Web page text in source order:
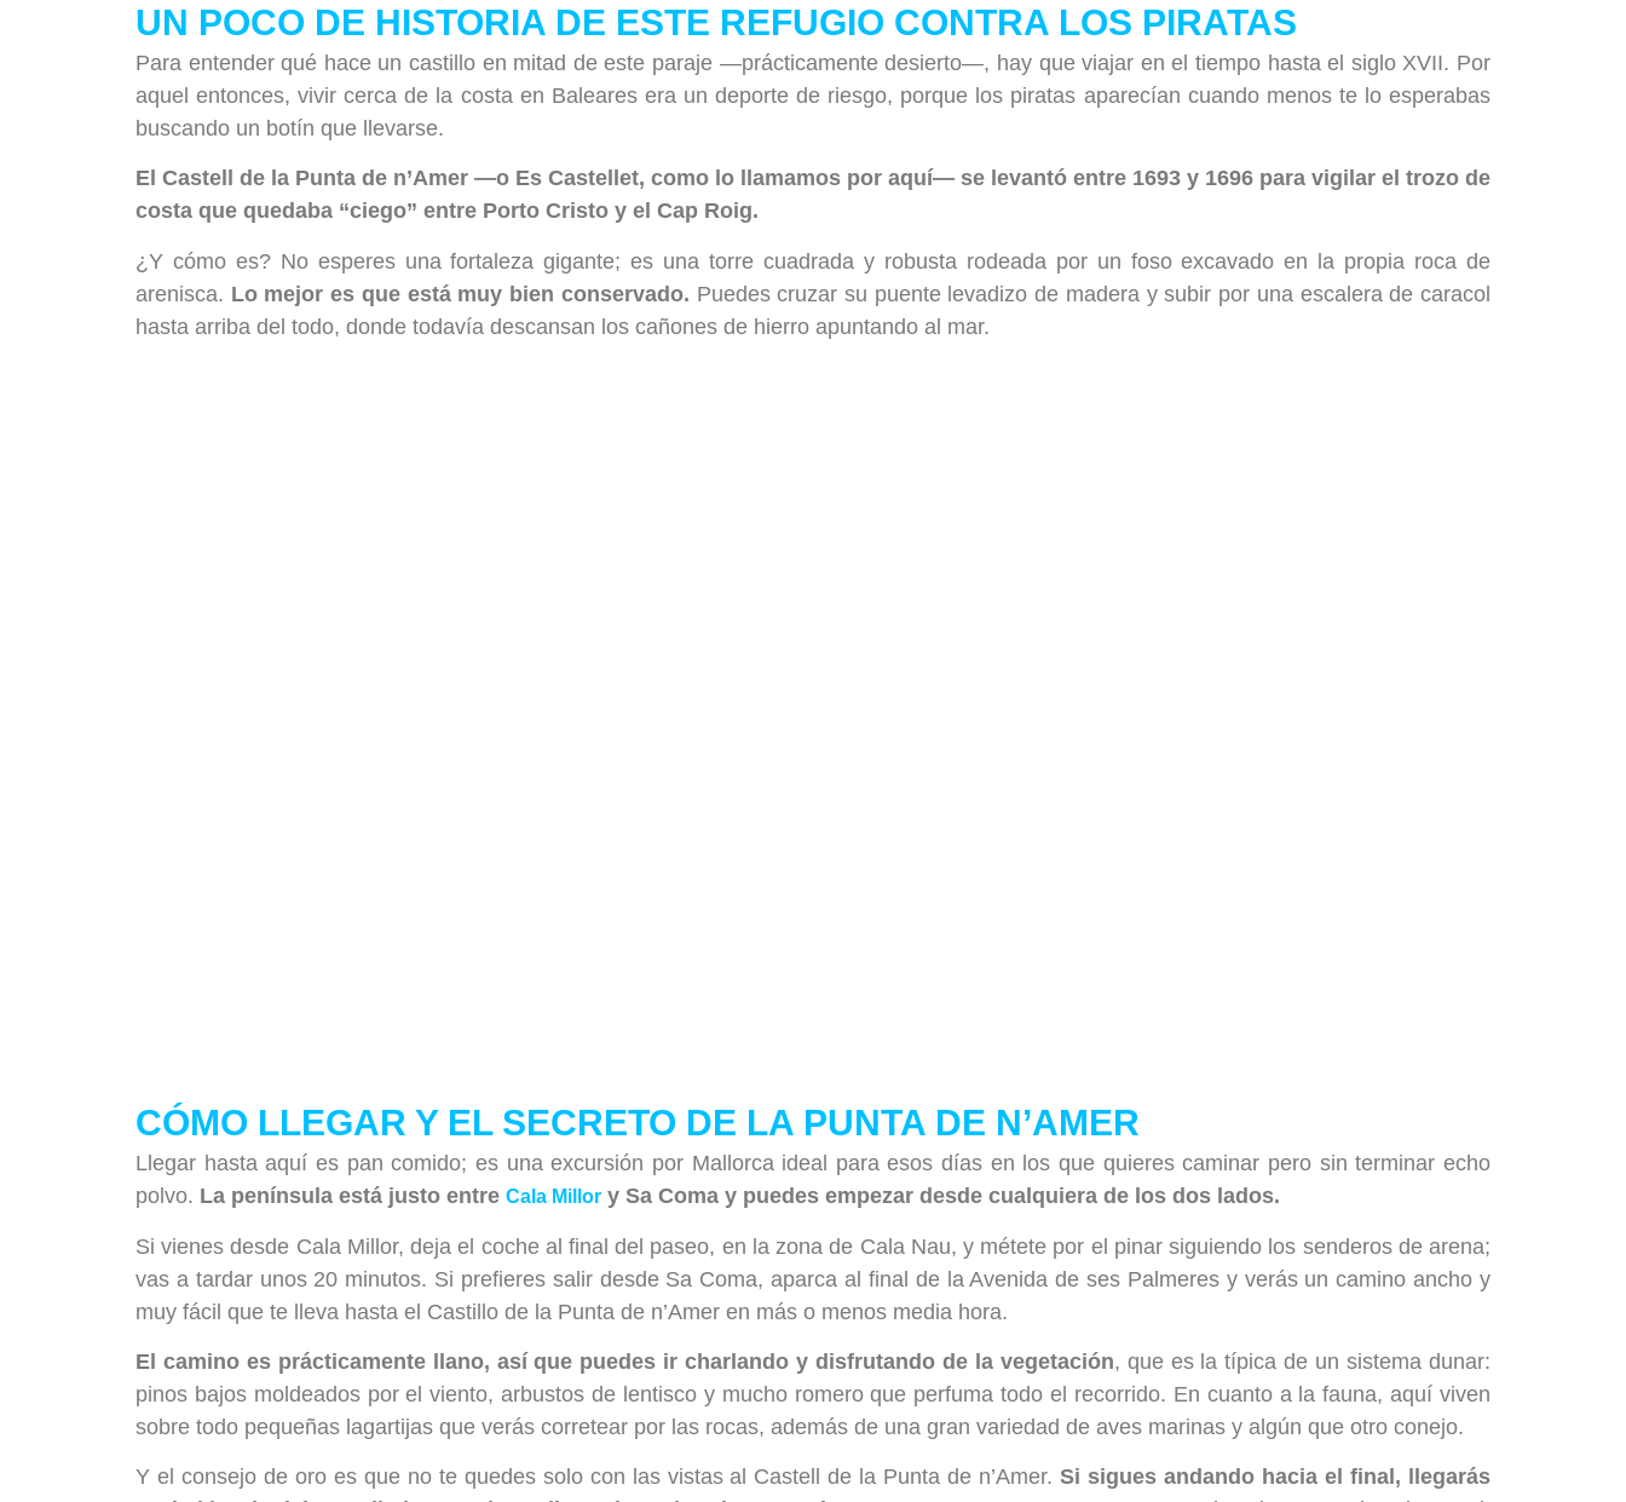
UN POCO DE HISTORIA DE ESTE REFUGIO CONTRA LOS PIRATAS
Para entender qué hace un castillo en mitad de este paraje —prácticamente desierto—, hay que viajar en el tiempo hasta el siglo XVII. Por
aquel entonces, vivir cerca de la costa en Baleares era un deporte de riesgo, porque los piratas aparecían cuando menos te lo esperabas
buscando un botín que llevarse.
El Castell de la Punta de n’Amer —o Es Castellet, como lo llamamos por aquí— se levantó entre 1693 y 1696 para vigilar el trozo de
costa que quedaba “ciego” entre Porto Cristo y el Cap Roig.
¿Y cómo es? No esperes una fortaleza gigante; es una torre cuadrada y robusta rodeada por un foso excavado en la propia roca de
arenisca. Lo mejor es que está muy bien conservado. Puedes cruzar su puente levadizo de madera y subir por una escalera de caracol
hasta arriba del todo, donde todavía descansan los cañones de hierro apuntando al mar.
CÓMO LLEGAR Y EL SECRETO DE LA PUNTA DE N’AMER
Llegar hasta aquí es pan comido; es una excursión por Mallorca ideal para esos días en los que quieres caminar pero sin terminar echo
polvo. La península está justo entre Cala Millor y Sa Coma y puedes empezar desde cualquiera de los dos lados.
Si vienes desde Cala Millor, deja el coche al final del paseo, en la zona de Cala Nau, y métete por el pinar siguiendo los senderos de arena;
vas a tardar unos 20 minutos. Si prefieres salir desde Sa Coma, aparca al final de la Avenida de ses Palmeres y verás un camino ancho y
muy fácil que te lleva hasta el Castillo de la Punta de n’Amer en más o menos media hora.
El camino es prácticamente llano, así que puedes ir charlando y disfrutando de la vegetación, que es la típica de un sistema dunar:
pinos bajos moldeados por el viento, arbustos de lentisco y mucho romero que perfuma todo el recorrido. En cuanto a la fauna, aquí viven
sobre todo pequeñas lagartijas que verás corretear por las rocas, además de una gran variedad de aves marinas y algún que otro conejo.
Y el consejo de oro es que no te quedes solo con las vistas al Castell de la Punta de n’Amer.Si sigues andando hacia el final, llegarás